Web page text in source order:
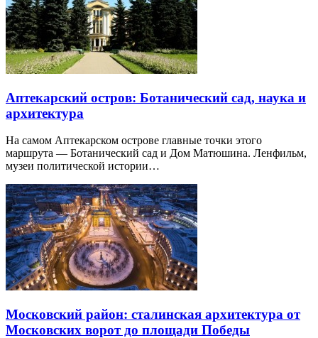
Аптекарский остров: Ботанический сад, наука и
архитектура
На самом Аптекарском острове главные точки этого
маршрута — Ботанический сад и Дом Матюшина. Ленфильм,
музеи политической истории…
Московский район: сталинская архитектура от
Московских ворот до площади Победы